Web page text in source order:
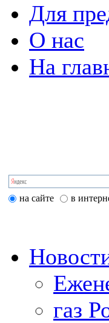
Для
О нас
На
на сайте в
газ